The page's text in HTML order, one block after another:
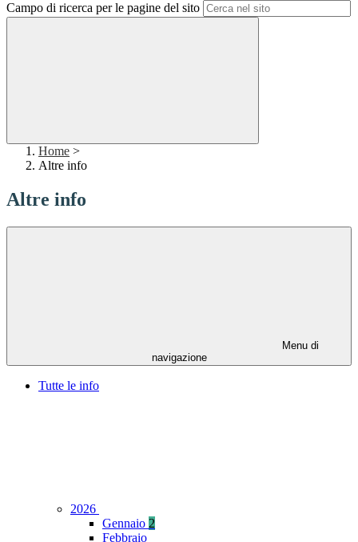
Campo di ricerca per le pagine del sito
Home >
Altre info
Altre info
Menu di
navigazione
Tutte le info
2026
Gennaio 2
Febbraio